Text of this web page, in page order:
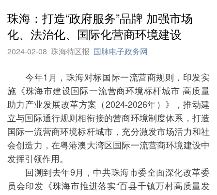
珠海：打造“政府服务”品牌 加强市场
化、法治化、国际化营商环境建设
2024-02-08 珠海特区报 国脉电子政务网
今年1月，珠海对标国际一流营商规则，印发实
施《珠海市建设国际一流营商环境标杆城市 高质量
助力产业发展改革方案（2024-2026年）》，推动建
立与国际通行规则相衔接的营商环境制度体系，打造
国际一流营商环境标杆城市，充分激发市场活力和社
会创造力，在粤港澳大湾区国际一流营商环境建设中
发挥引领作用。
回溯到去年9月，中共珠海市委全面深化改革委
员会印发《珠海市推进落实“百县千镇万村高质量发